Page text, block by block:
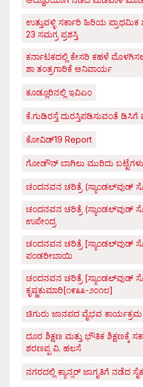
ಉತ್ತುವಳ್ಳಿ ಸರ್ಕಾರಿ ಹಿರಿಯ
23 ಸಮಗ್ರ ಪ್ರಶಸ್ತಿ
ಕರ್ನಾಟಕದಲ್ಲಿ ಕೇಸರಿ ಕಹಳೆ
ಶಾ ತಂತ್ರಗಾರಿಕೆ ಅನಿವಾರ್ಯ
ಕೂಡ್ಲೂರಿನಲ್ಲಿ ಇವಿಎಂ
ಕೆ.ಗುಡಿರಸ್ತೆ ದುರಸ್ತಿಪಡಿಸುವಂತೆ
ಕೋವಿಡ್‌19 Report
ಗೋಡೌನ್ ಬಾಗಿಲು ಮುರಿದು ಬಟ್ಟೆಗಳು
ಚಂದನವನ ಚರಿತ್ರೆ (ಸ್ಯಾಂಡಲ್‌ವುಡ್
ಚಂದನವನ ಚರಿತ್ರೆ (ಸ್ಯಾಂಡಲ್‌ವುಡ್
ಉಪೇಂದ್ರ
ಚಂದನವನ ಚರಿತ್ರೆ [ಸ್ಯಾಂಡಲ್‌ವುಡ್
ಪಂಡರೀಬಾಯಿ
ಚಂದನವನ ಚರಿತ್ರೆ [ಸ್ಯಾಂಡಲ್‌ವುಡ್
ಕೃಷ್ಣಕುಮಾರಿ[೧೯೩೩-೨೦೧೮]
ಚಿಗುರು ಜಾನಪದ ವೈಭವ ಕಾರ್ಯಕ್ರಮ
ದೂರ ಶಿಕ್ಷಣ ಮತ್ತು ಭೌತಿಕ ಶಿಕ್ಷಣಕ್ಕೆ
ಶರಣಪ್ಪ ವಿ. ಹಲಸೆ
ನಗರದಲ್ಲಿ ಕ್ಯಾನ್ಸರ್ ಜಾಗೃತಿಗೆ ನಡೆದ